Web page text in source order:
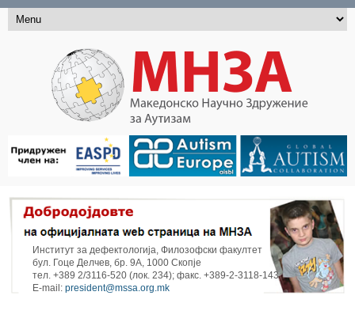
Институт за дефектологија, Филозофски факултет
бул. Гоце Делчев, бр. 9А, 1000 Скопје
тел. +389 2/3116-520 (лок. 234); факс. +389-2-3118-143
E-mail:president@mssa.org.mk